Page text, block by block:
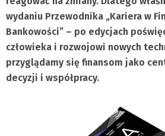
wydaniu Przewodnika „Kariera w
Bankowości” – po edycjach
człowieka i rozwojowi nowych
przyglądamy się finansom jako
decyzji i współpracy.